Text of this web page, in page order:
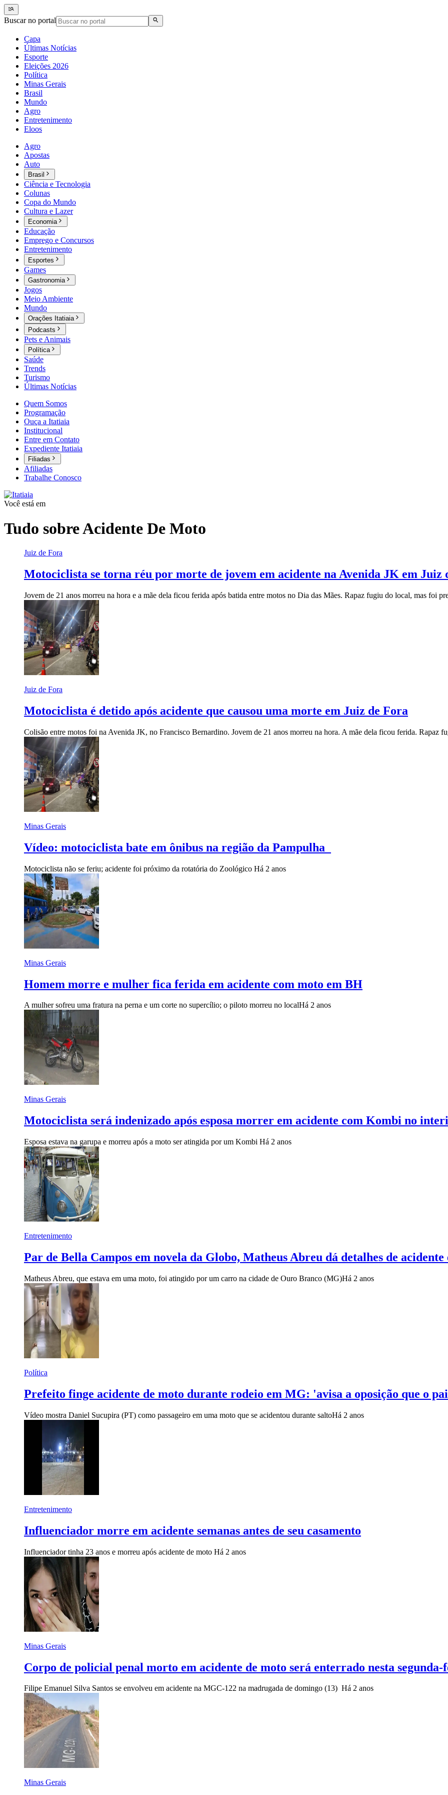
Buscar no portal
Capa
Últimas Notícias
Esporte
Eleições 2026
Política
Minas Gerais
Brasil
Mundo
Agro
Entretenimento
Eloos
Agro
Apostas
Auto
Brasil
Ciência e Tecnologia
Colunas
Copa do Mundo
Cultura e Lazer
Economia
Educação
Emprego e Concursos
Entretenimento
Esportes
Games
Gastronomia
Jogos
Meio Ambiente
Mundo
Orações Itatiaia
Podcasts
Pets e Animais
Política
Saúde
Trends
Turismo
Últimas Notícias
Quem Somos
Programação
Ouça a Itatiaia
Institucional
Entre em Contato
Expediente Itatiaia
Filiadas
Afiliadas
Trabalhe Conosco
Você está em
Tudo sobreAcidente De Moto
Juiz de Fora
Motociclista se torna réu por morte de jovem em acidente na Avenida JK em Juiz
Jovem de 21 anos morreu na hora e a mãe dela ficou ferida após batida entre motos no Dia das Mães. Rapaz fugiu do local, mas foi
Juiz de Fora
Motociclista é detido após acidente que causou uma morte em Juiz de Fora
Colisão entre motos foi na Avenida JK, no Francisco Bernardino. Jovem de 21 anos morreu na hora. A mãe dela ficou ferida. Rapaz
Minas Gerais
Vídeo: motociclista bate em ônibus na região da Pampulha
Motociclista não se feriu; acidente foi próximo da rotatória do Zoológico Há 2 anos
Minas Gerais
Homem morre e mulher fica ferida em acidente com moto em BH
A mulher sofreu uma fratura na perna e um corte no supercílio; o piloto morreu no localHá 2 anos
Minas Gerais
Motociclista será indenizado após esposa morrer em acidente com Kombi no
Esposa estava na garupa e morreu após a moto ser atingida por um Kombi Há 2 anos
Entretenimento
Par de Bella Campos em novela da Globo, Matheus Abreu dá detalhes de
Matheus Abreu, que estava em uma moto, foi atingido por um carro na cidade de Ouro Branco (MG)Há 2 anos
Política
Prefeito finge acidente de moto durante rodeio em MG: 'avisa a oposição que o
Vídeo mostra Daniel Sucupira (PT) como passageiro em uma moto que se acidentou durante saltoHá 2 anos
Entretenimento
Influenciador morre em acidente semanas antes de seu casamento
Influenciador tinha 23 anos e morreu após acidente de moto Há 2 anos
Minas Gerais
Corpo de policial penal morto em acidente de moto será enterrado nesta
Filipe Emanuel Silva Santos se envolveu em acidente na MGC-122 na madrugada de domingo (13) Há 2 anos
Minas Gerais